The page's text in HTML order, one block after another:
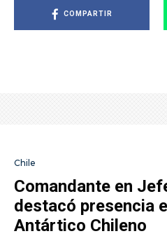
COMPARTIR
Chile
Comandante en
destacó presencia
Antártico Chileno